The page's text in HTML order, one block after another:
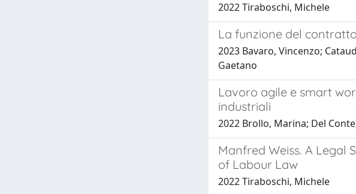
2022 Tiraboschi, Michele
La funzione del
2023 Bavaro, Vincenzo;
Gaetano
Lavoro agile e smart
industriali
2022 Brollo, Marina; Del
Manfred Weiss. A Legal
of Labour Law
2022 Tiraboschi, Michele